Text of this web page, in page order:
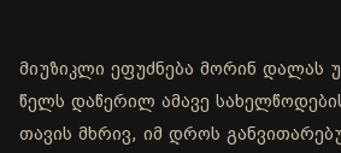
მიუზიკლი ეფუძნება მორინ დალას
წელს დაწერილ ამავე
თავის მხრივ, იმ დროს